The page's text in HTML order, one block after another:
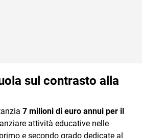
sul contrasto alla
7 milioni di euro annui per il
attività educative nelle
e secondo grado dedicate al